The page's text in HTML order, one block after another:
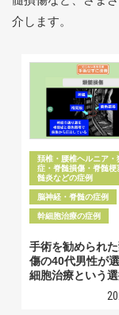
介します。
頚椎・腰椎ヘルニア・
症・脊髄損傷・脊髄梗
髄炎などの症例
脳神経・脊髄の症例
幹細胞治療の症例
手術を勧められ
傷の40代男性が
細胞治療という